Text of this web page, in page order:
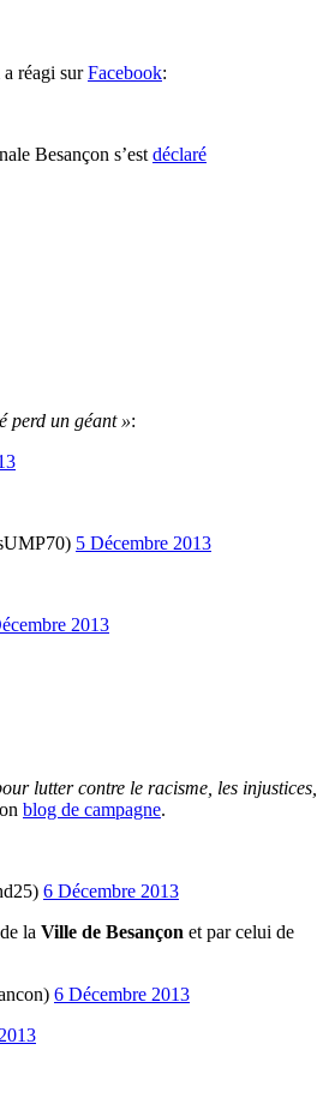
a réagi surFacebook:
Besançon s’est déclaré
perd un géant »:
5 Décembre 2013
2013
lutter contre le racisme, les injustices,
blog de campagne.
6 Décembre 2013
la Ville de Besançon et par celui de
6 Décembre 2013